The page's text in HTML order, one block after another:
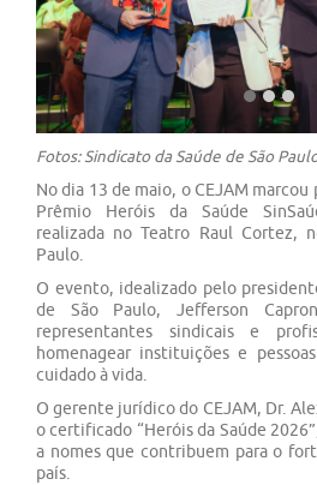
Fotos: Sindicato da Saúde de São
No dia 13 de maio, o CEJAM marcou
Prêmio Heróis da Saúde
realizada no Teatro Raul Cortez,
Paulo.
O evento, idealizado pelo
de São Paulo, Jefferson
representantes sindicais e
homenagear instituições e
cuidado à vida.
O gerente jurídico do CEJAM, Dr.
o certificado “Heróis da Saúde
a nomes que contribuem para o
país.